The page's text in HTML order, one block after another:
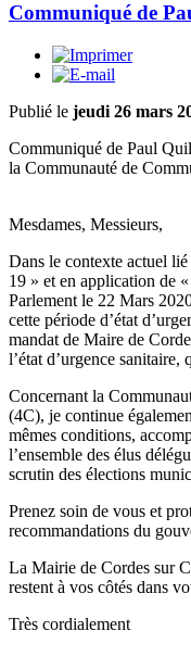
Communiqué de
Publié le jeudi 26 mars
Communiqué de Paul
la Communauté de
Mesdames, Messieurs,
Dans le contexte actuel
19 » et en application de
Parlement le 22 Mars
cette période d’état
mandat de Maire de
l’état d’urgence sanitaire,
Concernant la
(4C), je continue
mêmes conditions,
l’ensemble des élus
scrutin des élections
Prenez soin de vous et
recommandations du
La Mairie de Cordes sur
restent à vos côtés dans
Très cordialement
Paul